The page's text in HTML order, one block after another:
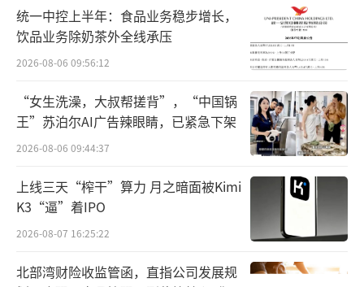
建设银行延续“增利不增收”，前三季
度，该行实现营业收入5690.22亿元，同比减少
元，同比增长0.13%。
农业银行营收增速则由负转正，报告期
内，该行实现营业收入5402.12亿元，同比增长
1.29%，去年同期则同比下降0.54%；但归母
净利增速有所放缓，归属于母公司股东的净利
97%的增速。
统一中控上半年：食品业务稳步增长，
饮品业务除奶茶外全线承压
2026-08-06 09:56:12
“女生洗澡，大叔帮搓背”，“中国锅
王”苏泊尔AI广告辣眼睛，已紧急下架
2026-08-06 09:44:37
上线三天“榨干”算力 月之暗面被Kimi
K3“逼”着IPO
2026-08-07 16:25:22
北部湾财险收监管函，直指公司发展规